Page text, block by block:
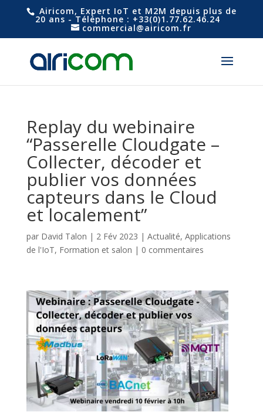
Airicom, Expert IoT et M2M depuis plus de
20 ans - Téléphone : +33(0)1.77.62.46.24
commercial@airicom.fr
Replay du webinaire
“Passerelle Cloudgate –
Collecter, décoder et
publier vos données
capteurs dans le Cloud
et localement”
par David Talon | 2 Fév 2023 | Actualité, Applications
de l'IoT, Formation et salon | 0 commentaires